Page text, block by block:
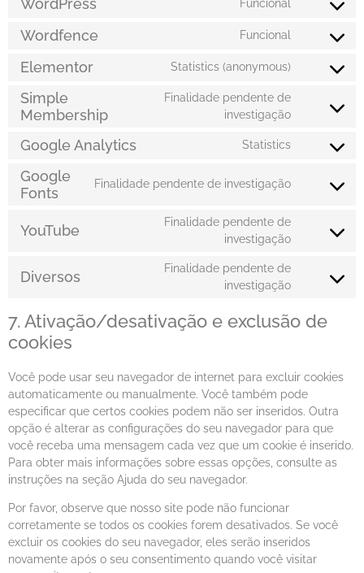
WordPress Funcional
Wordfence Funcional
Elementor Statistics (anonymous)
Simple
Membership
Finalidade pendente de
investigação
Google Analytics Statistics
Google
Fonts
Finalidade pendente de investigação
YouTube
Finalidade pendente de
investigação
Diversos
Finalidade pendente de
investigação
7. Ativação/desativação e exclusão de
cookies
Você pode usar seu navegador de internet para excluir cookies
automaticamente ou manualmente. Você também pode
especificar que certos cookies podem não ser inseridos. Outra
opção é alterar as configurações do seu navegador para que
você receba uma mensagem cada vez que um cookie é inserido.
Para obter mais informações sobre essas opções, consulte as
instruções na seção Ajuda do seu navegador.
Por favor, observe que nosso site pode não funcionar
corretamente se todos os cookies forem desativados. Se você
excluir os cookies do seu navegador, eles serão inseridos
novamente após o seu consentimento quando você visitar